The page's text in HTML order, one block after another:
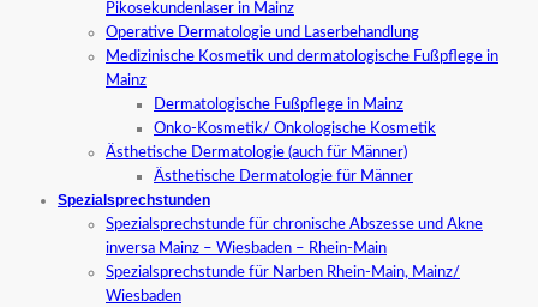
Pikosekundenlaser in Mainz
Operative Dermatologie und Laserbehandlung
Medizinische Kosmetik und dermatologische Fußpflege in
Mainz
Dermatologische Fußpflege in Mainz
Onko-Kosmetik/ Onkologische Kosmetik
Ästhetische Dermatologie (auch für Männer)
Ästhetische Dermatologie für Männer
Spezialsprechstunden
Spezialsprechstunde für chronische Abszesse und Akne
inversa Mainz – Wiesbaden – Rhein-Main
Spezialsprechstunde für Narben Rhein-Main, Mainz/
Wiesbaden